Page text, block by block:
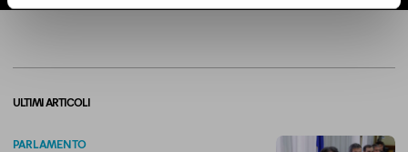
ULTIMI ARTICOLI
PARLAMENTO